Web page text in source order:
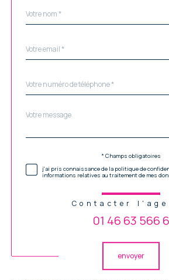
par
*
*
*
Fieldset
Message
*
* Champs obligatoires
j'ai pris connaissance de la politique de
informations relatives au traitement de mes
Contacter
01 46 63 566 6
envoyer